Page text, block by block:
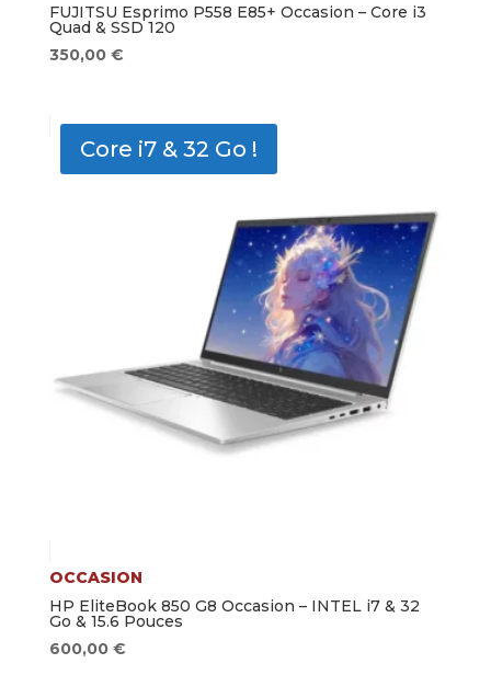
FUJITSU Esprimo P558 E85+ Occasion – Core i3
Quad & SSD 120
350,00 €
Core i7 & 32 Go !
OCCASION
HP EliteBook 850 G8 Occasion – INTEL i7 & 32
Go & 15.6 Pouces
600,00 €